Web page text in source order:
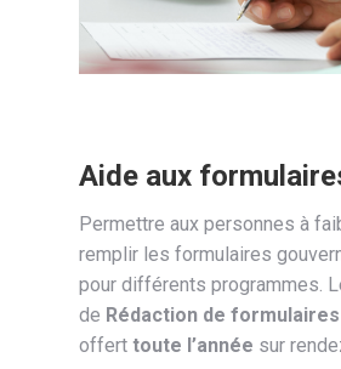
Aide aux
Permettre aux personnes à
remplir les formulaires
pour différents programmes.
de Rédaction de formulaires
offert toute l’année sur